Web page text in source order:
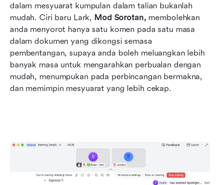
dalam mesyuarat kumpulan dalam talian bukanlah
mudah. Ciri baru Lark, Mod Sorotan, membolehkan
anda menyorot hanya satu komen pada satu masa
dalam dokumen yang dikongsi semasa
pembentangan, supaya anda boleh meluangkan lebih
banyak masa untuk mengarahkan perbualan dengan
mudah, menumpukan pada perbincangan bermakna,
dan memimpin mesyuarat yang lebih cekap.